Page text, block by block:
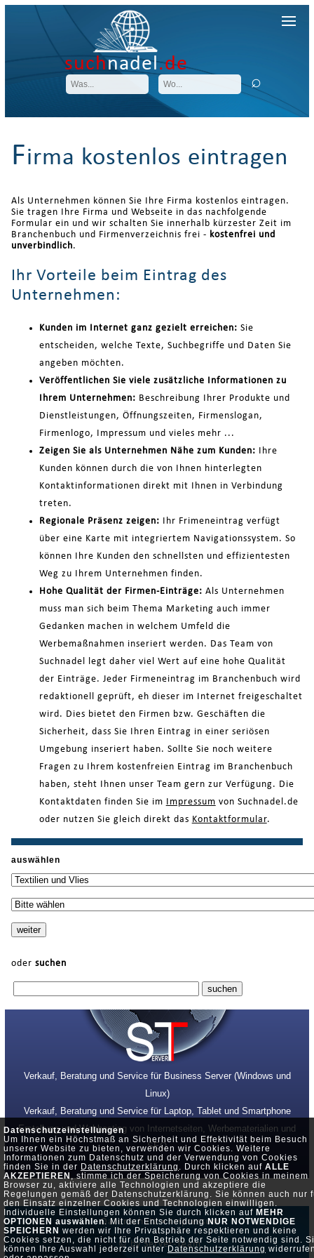
Datenschutzeinstellungen
Um Ihnen ein Höchstmaß an Sicherheit und Effektivität beim Besuch
unserer Website zu bieten, verwenden wir Cookies. Weitere
Informationen zum Datenschutz und der Verwendung von Cookies
finden Sie in der Datenschutzerklärung . Durch klicken auf ALLE
AKZEPTIEREN, stimme ich der Speicherung von Cookies in meinem
Browser zu, aktiviere alle Technologien und akzeptiere die
Regelungen gemäß der Datenschutzerklärung. Sie können auch nur
den Einsatz einzelner Cookies und Technologien einwilligen.
Individuelle Einstellungen können Sie durch klicken auf MEHR
OPTIONEN auswählen. Mit der EntscheidungNUR NOTWENDIGE
SPEICHERN werden wir Ihre Privatsphäre respektieren und keine
Cookies setzen, die nicht für den Betrieb der Seite notwendig sind.
können Ihre Auswahl jederzeit unterDatenschutzerklärung
suchnadel.de
Firma kostenlos eintragen
Als Unternehmen können Sie Ihre Firma kostenlos eintragen.
Sie tragen Ihre Firma und Webseite in das nachfolgende
Formular ein und wir schalten Sie innerhalb kürzester Zeit im
Branchenbuch und Firmenverzeichnis frei - kostenfrei und
unverbindlich.
Ihr Vorteile beim Eintrag des
Unternehmen:
Kunden im Internet ganz gezielt erreichen: Sie
entscheiden, welche Texte, Suchbegriffe und Daten Sie
angeben möchten.
Veröffentlichen Sie viele zusätzliche Informationen zu
Ihrem Unternehmen: Beschreibung Ihrer Produkte und
Dienstleistungen, Öffnungszeiten, Firmenslogan,
Firmenlogo, Impressum und vieles mehr ...
Zeigen Sie als Unternehmen Nähe zum Kunden: Ihre
Kunden können durch die von Ihnen hinterlegten
Kontaktinformationen direkt mit Ihnen in Verbindung
treten.
Regionale Präsenz zeigen: Ihr Frimeneintrag verfügt
über eine Karte mit integriertem Navigationssystem. So
können Ihre Kunden den schnellsten und effizientesten
Weg zu Ihrem Unternehmen finden.
Hohe Qualität der Firmen-Einträge: Als Unternehmen
muss man sich beim Thema Marketing auch immer
Gedanken machen in welchem Umfeld die
Werbemaßnahmen inseriert werden. Das Team von
Suchnadel legt daher viel Wert auf eine hohe Qualität
der Einträge. Jeder Firmeneintrag im Branchenbuch wird
redaktionell geprüft, eh dieser im Internet freigeschaltet
wird. Dies bietet den Firmen bzw. Geschäften die
Sicherheit, dass Sie Ihren Eintrag in einer seriösen
Umgebung inseriert haben. Sollte Sie noch weitere
Fragen zu Ihrem kostenfreien Eintrag im Branchenbuch
haben, steht Ihnen unser Team gern zur Verfügung. Die
Kontaktdaten finden Sie im
Impressum von Suchnadel.de
oder nutzen Sie gleich direkt das Kontaktformular.
auswählen
oder suchen
Verkauf, Beratung und Service für Business Server (Windows und
Linux)
Verkauf, Beratung und Service für Laptop, Tablet und Smartphone
Erstellung und Webhosting von Internetseiten, Werbematerialien und
SEO
Datenschutz •Impressum
© by Server-Team